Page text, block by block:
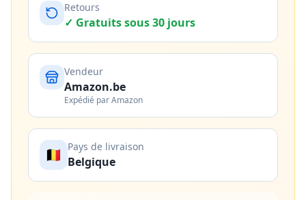
Retours
✓ Gratuits sous 30 jours
Vendeur
Amazon.be
Expédié par Amazon
🇧🇪 Pays de livraison
Belgique